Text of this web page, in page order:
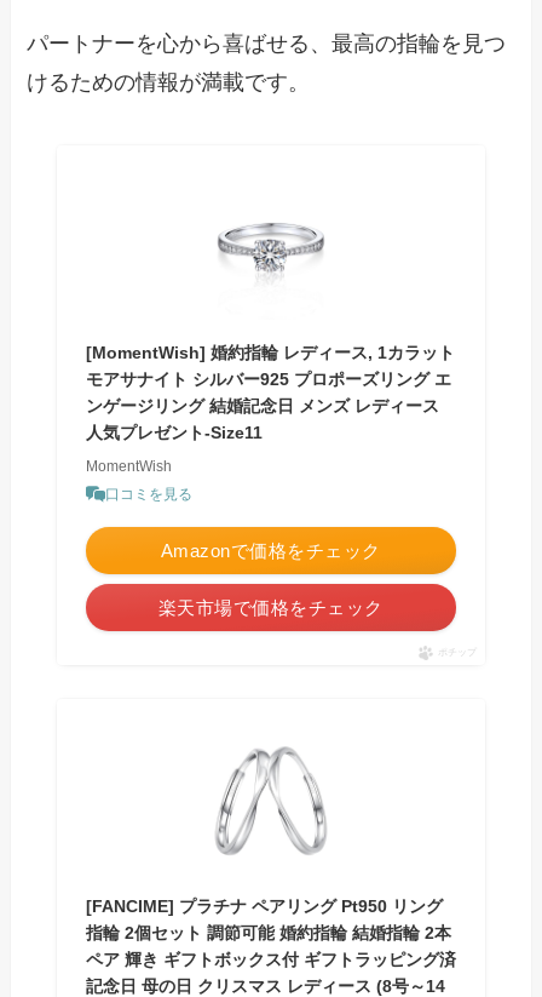
パートナーを心から喜ばせる、最高の指輪を見つ
けるための情報が満載です。
[MomentWish] 婚約指輪 レディース, 1カラット
モアサナイト シルバー925 プロポーズリング エ
ンゲージリング 結婚記念日 メンズ レディース
人気プレゼント-Size11
MomentWish
口コミを見る
Amazonで価格をチェック
楽天市場で価格をチェック
ポチップ
[FANCIME] プラチナ ペアリング Pt950 リング
指輪 2個セット 調節可能 婚約指輪 結婚指輪 2本
ペア 輝き ギフトボックス付 ギフトラッピング済
記念日 母の日 クリスマス レディース (8号～14